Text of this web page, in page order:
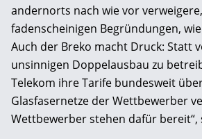
andernorts nach wie vor
fadenscheinigen Begründungen,
Auch der Breko macht Druck: Statt
unsinnigen Doppelausbau zu
Telekom ihre Tarife bundesweit
Glasfasernetze der Wettbewerber
Wettbewerber stehen dafür bereit“,